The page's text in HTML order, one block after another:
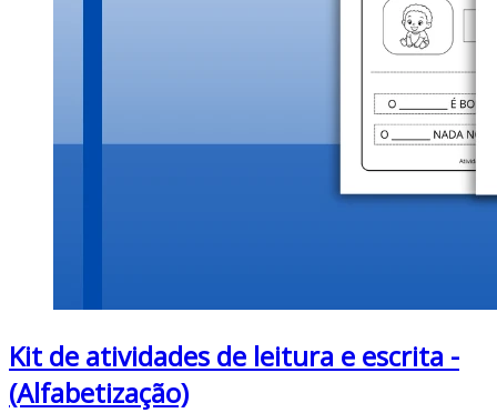
Kit de atividades de leitura e escrita -
(Alfabetização)